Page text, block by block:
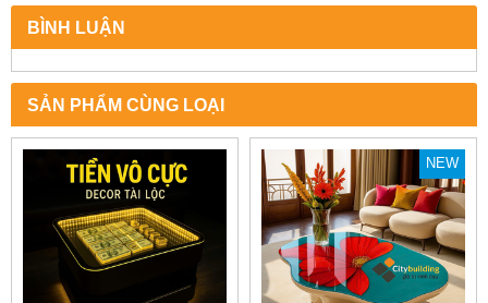
BÌNH LUẬN
SẢN PHẨM CÙNG LOẠI
NEW